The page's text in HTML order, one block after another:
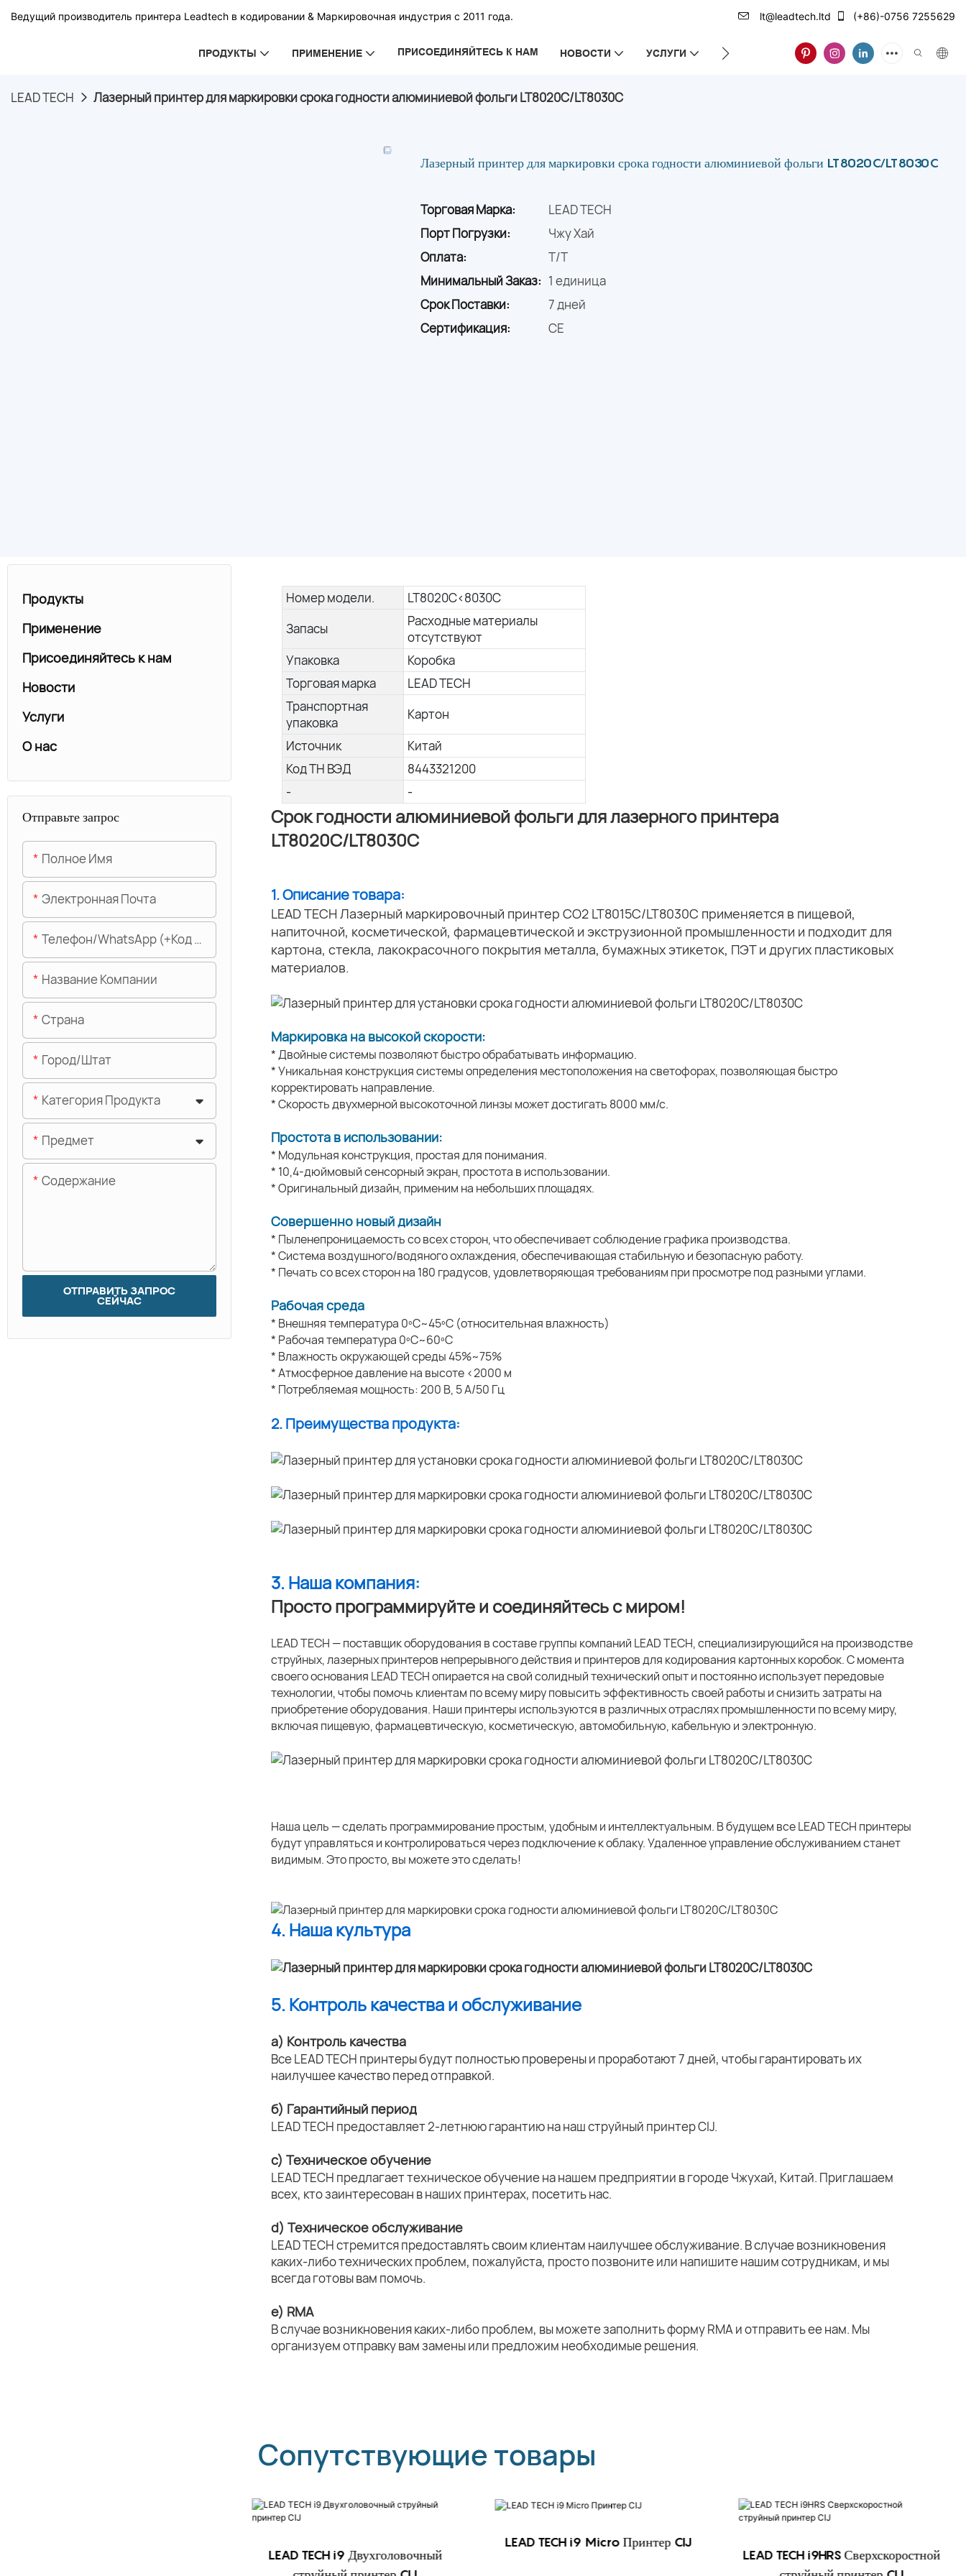
Ведущий производитель принтера Leadtech в кодировании & Маркировочная индустрия с 2011 года. lt@leadtech.ltd (+86)-0756 7255629
ПРОДУКТЫ ПРИМЕНЕНИЕ ПРИСОЕДИНЯЙТЕСЬ К НАМ НОВОСТИ УСЛУГИ О НАС
LEAD TECH Лазерный принтер для маркировки срока годности алюминиевой фольги LT8020C/LT8030C
Лазерный принтер для маркировки срока годности алюминиевой фольги LT8020C/LT8030C
Торговая Марка:
LEAD TECH
Порт Погрузки:
Чжу Хай
Оплата:
T/T
Минимальный Заказ: 1 единица
Срок Поставки:
7 дней
Сертификация:
CE
Номер модели.
LT8020C<8030C
Запасы
Расходные материалы
отсутствуют
Упаковка
Коробка
Торговая марка
LEAD TECH
Транспортная
упаковка
Картон
Источник
Китай
Код ТН ВЭД
8443321200
-
-
Срок годности алюминиевой фольги для лазерного принтера
LT8020C/LT8030C
1. Описание товара:
LEAD TECH Лазерный маркировочный принтер CO2 LT8015C/LT8030C применяется в пищевой,
напиточной, косметической, фармацевтической и экструзионной промышленности и подходит для
картона, стекла, лакокрасочного покрытия металла, бумажных этикеток, ПЭТ и других пластиковых
материалов.
Маркировка на высокой скорости:
* Двойные системы позволяют быстро обрабатывать информацию.
* Уникальная конструкция системы определения местоположения на светофорах, позволяющая быстро
корректировать направление.
* Скорость двухмерной высокоточной линзы может достигать 8000 мм/с.
Простота в использовании:
* Модульная конструкция, простая для понимания.
* 10,4-дюймовый сенсорный экран, простота в использовании.
* Оригинальный дизайн, применим на небольших площадях.
Совершенно новый дизайн
* Пыленепроницаемость со всех сторон, что обеспечивает соблюдение графика производства.
* Система воздушного/водяного охлаждения, обеспечивающая стабильную и безопасную работу.
* Печать со всех сторон на 180 градусов, удовлетворяющая требованиям при просмотре под разными углами.
Рабочая среда
* Внешняя температура 0ºC~45ºC (относительная влажность)
* Рабочая температура 0ºC~60ºC
* Влажность окружающей среды 45%~75%
* Атмосферное давление на высоте <2000 м
* Потребляемая мощность: 200 В, 5 А/50 Гц
2. Преимущества продукта:
3. Наша компания:
Просто программируйте и соединяйтесь с миром!
LEAD TECH — поставщик оборудования в составе группы компаний LEAD TECH, специализирующийся на производстве
струйных, лазерных принтеров непрерывного действия и принтеров для кодирования картонных коробок. С момента
своего основания LEAD TECH опирается на свой солидный технический опыт и постоянно использует передовые
технологии, чтобы помочь клиентам по всему миру повысить эффективность своей работы и снизить затраты на
приобретение оборудования. Наши принтеры используются в различных отраслях промышленности по всему миру,
включая пищевую, фармацевтическую, косметическую, автомобильную, кабельную и электронную.
Наша цель — сделать программирование простым, удобным и интеллектуальным. В будущем все LEAD TECH принтеры
будут управляться и контролироваться через подключение к облаку. Удаленное управление обслуживанием станет
видимым. Это просто, вы можете это сделать!
4. Наша культура
5. Контроль качества и обслуживание
а) Контроль качества
Все LEAD TECH принтеры будут полностью проверены и проработают 7 дней, чтобы гарантировать их
наилучшее качество перед отправкой.
б) Гарантийный период
LEAD TECH предоставляет 2-летнюю гарантию на наш струйный принтер CIJ.
c) Техническое обучение
LEAD TECH предлагает техническое обучение на нашем предприятии в городе Чжухай, Китай. Приглашаем
всех, кто заинтересован в наших принтерах, посетить нас.
d) Техническое обслуживание
LEAD TECH стремится предоставлять своим клиентам наилучшее обслуживание. В случае возникновения
каких-либо технических проблем, пожалуйста, просто позвоните или напишите нашим сотрудникам, и мы
всегда готовы вам помочь.
e) RMA
В случае возникновения каких-либо проблем, вы можете заполнить форму RMA и отправить ее нам. Мы
организуем отправку вам замены или предложим необходимые решения.
Сопутствующие товары
LEAD TECH i9 Двухголовочный
LEAD TECH i9 Micro Принтер CIJ
LEAD TECH i9HRS Сверхскоростной
Продукты
Применение
Присоединяйтесь к нам
Новости
Услуги
О нас
Отправьте запрос
Полное Имя
Электронная Почта
Телефон/WhatsApp (+код Области)
Название Компании
Страна
Город/штат
Категория Продукта
Предмет
Содержание
ОТПРАВИТЬ ЗАПРОС
СЕЙЧАС